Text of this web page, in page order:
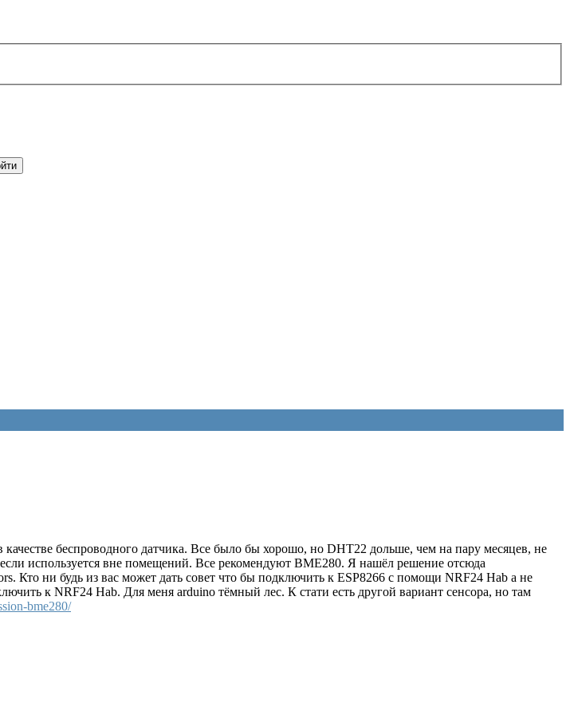
беспроводного датчика. Все было бы хорошо, но DHT22 дольше, чем на пару месяцев, не
используется вне помещений. Все рекомендуют BME280. Я нашёл решение отсюда
Кто ни будь из вас может дать совет что бы подключить к ESP8266 с помощи NRF24 Hab а не
к NRF24 Hab. Для меня arduino тёмный лес. К стати есть другой вариант сенсора, но там
bme280/